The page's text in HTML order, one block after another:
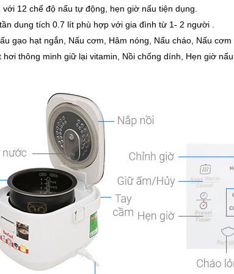
12 chế độ nấu tự động, hẹn giờ nấu tiện dụng.
dung tích 0.7 lít phù hợp với gia đình từ 1- 2 người .
gạo hạt ngắn, Nấu cơm, Hâm nóng, Nấu cháo, Nấu
hơi thông minh giữ lại vitamin, Nồi chống dính, Hẹn giờ